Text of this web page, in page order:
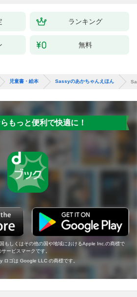
ランキング
無料
児童書・絵本 Sassyのあかちゃんえほん
もっと便利で快適に！
もしくはその他の国や地域におけるApple Inc.の商標で
ービスマークです。
ゴは Google LLC の商標です。